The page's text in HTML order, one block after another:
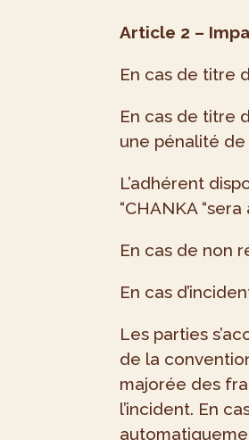
Article 2 –
En cas de titre
En cas de titre
une pénalité
L’adhérent
“CHANKA
En cas de non
En cas
Les parties
de la
majorée des
l’incident. En